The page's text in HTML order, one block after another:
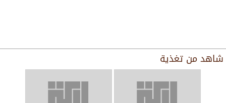
شاهد من تغذية